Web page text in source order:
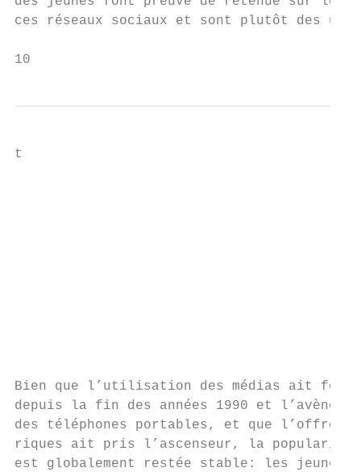
ces réseaux sociaux et sont plutôt des
10
t
Bien que l’utilisation des médias ait
depuis la fin des années 1990 et
des téléphones portables, et que l’offre
riques ait pris l’ascenseur, la
est globalement restée stable: les